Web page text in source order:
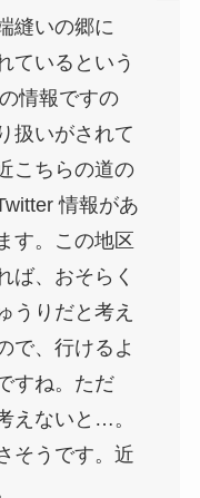
縫いの郷に
ているという
情報ですの
扱いがされて
こちらの道の
情報があ
す。この地区
ば、おそらく
うりだと考え
で、行けるよ
すね。ただ
えないと…。
そうです。近